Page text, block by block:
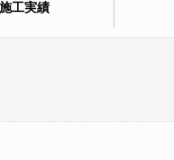
施工実績